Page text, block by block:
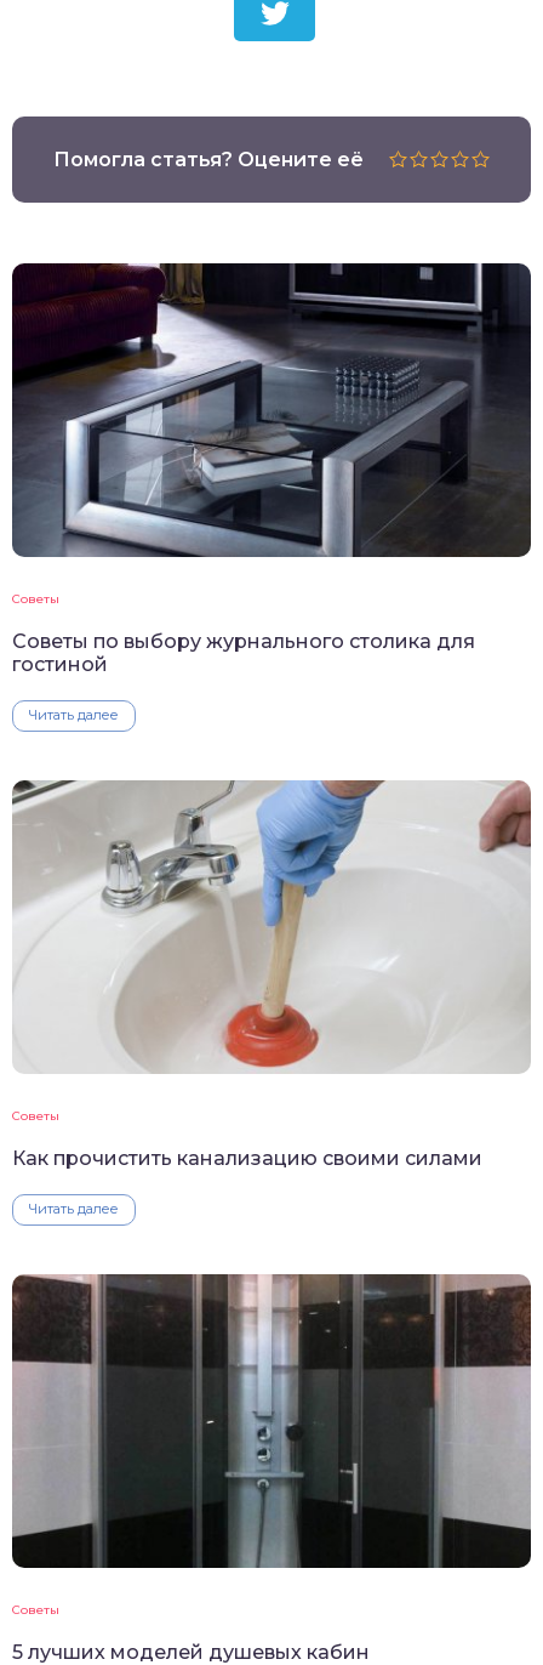
Помогла статья? Оцените её
Советы
Советы по выбору журнального столика для
гостиной
Читать далее
Советы
Как прочистить канализацию своими силами
Читать далее
Советы
5 лучших моделей душевых кабин